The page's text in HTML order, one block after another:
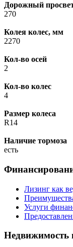
Дорожный
270
Колея колес, мм
2270
Кол-во осей
2
Кол-во колес
4
Размер колеса
R14
Наличие тормоза
есть
Лизинг как
Услуги
Недвижимость